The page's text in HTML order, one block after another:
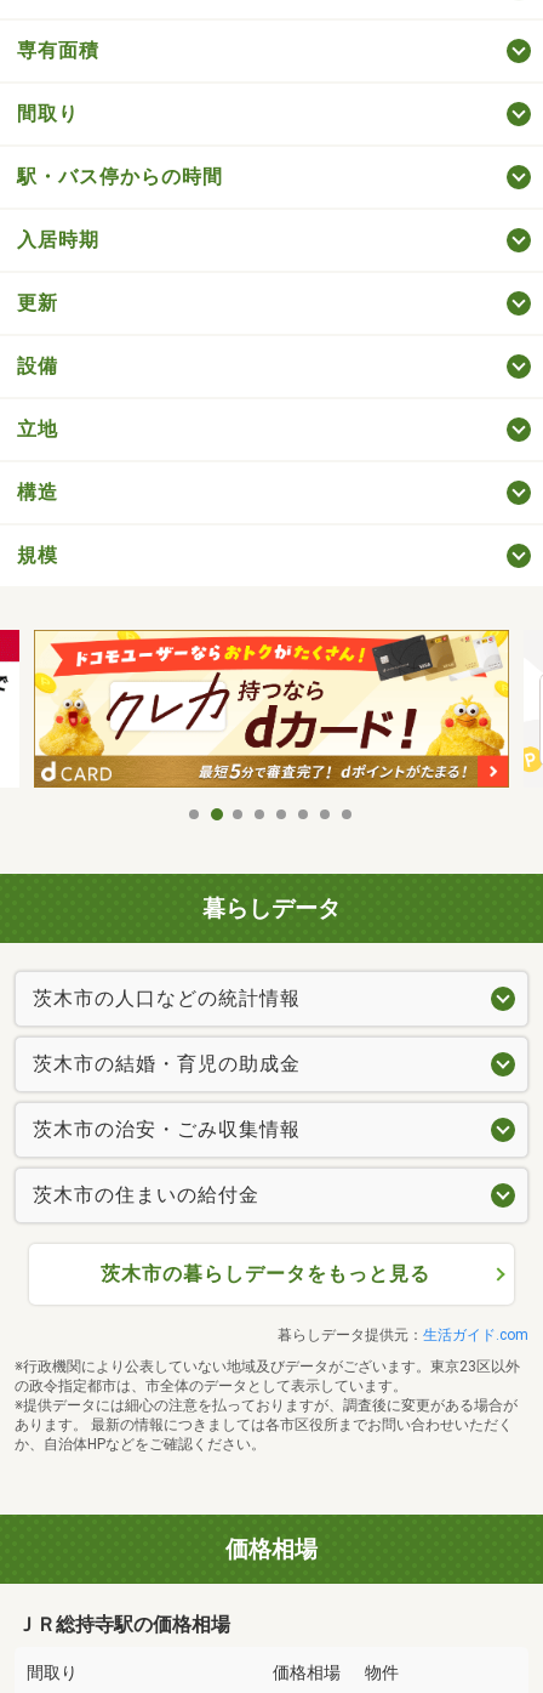
専有面積
間取り
駅・バス停からの時間
入居時期
更新
設備
立地
構造
規模
暮らしデータ
茨木市の人口などの統計情報
茨木市の結婚・育児の助成金
茨木市の治安・ごみ収集情報
茨木市の住まいの給付金
茨木市の暮らしデータをもっと見る
暮らしデータ提供元： 生活ガイド.com
※行政機関により公表していない地域及びデータがございます。東京23区以外
の政令指定都市は、市全体のデータとして表示しています。
※提供データには細心の注意を払っておりますが、調査後に変更がある場合が
あります。 最新の情報につきましては各市区役所までお問い合わせいただく
か、自治体HPなどをご確認ください。
価格相場
ＪＲ総持寺駅の価格相場
間取り 価格相場 物件